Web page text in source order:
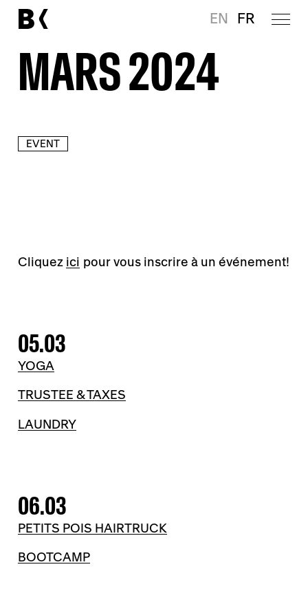
EN FR
MARS 2024
EVENT
Cliquez ici pour vous inscrire à un événement!
05.03
YOGA
TRUSTEE & TAXES
LAUNDRY
06.03
PETITS POIS HAIRTRUCK
BOOTCAMP